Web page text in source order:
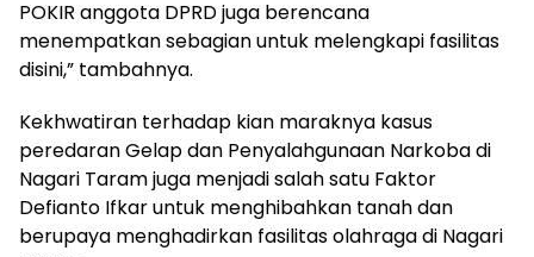
POKIR anggota DPRD juga berencana
menempatkan sebagian untuk melengkapi fasilitas
disini,” tambahnya.
Kekhwatiran terhadap kian maraknya kasus
peredaran Gelap dan Penyalahgunaan Narkoba di
Nagari Taram juga menjadi salah satu Faktor
Defianto Ifkar untuk menghibahkan tanah dan
berupaya menghadirkan fasilitas olahraga di Nagari